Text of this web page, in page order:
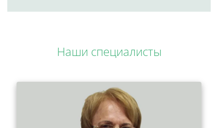
Наши специалисты